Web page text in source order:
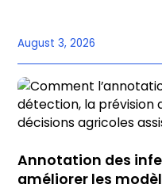
August 3, 2026
Annotation des
améliorer les